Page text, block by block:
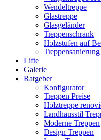
Wendeltreppe
Glastreppe
Glasgeländer
Treppenschrank
Holzstufen auf
Treppensanierung
Lifte
Galerie
Ratgeber
Konfigurator
Treppen Preise
Holztreppe
Landhausstil
Moderne Treppen
Design Treppen